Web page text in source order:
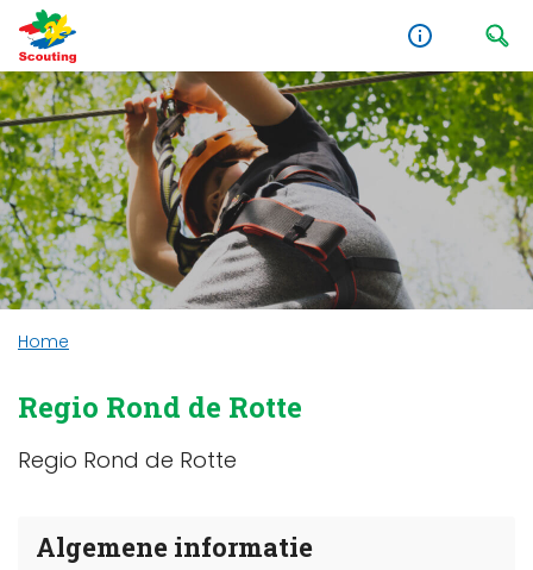
Home
Regio Rond de Rotte
Regio Rond de Rotte
Algemene informatie